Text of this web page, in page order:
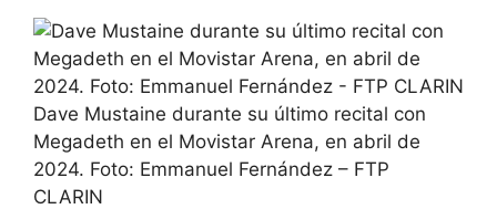
Dave Mustaine durante su último recital con
Megadeth en el Movistar Arena, en abril de
2024. Foto: Emmanuel Fernández – FTP
CLARIN